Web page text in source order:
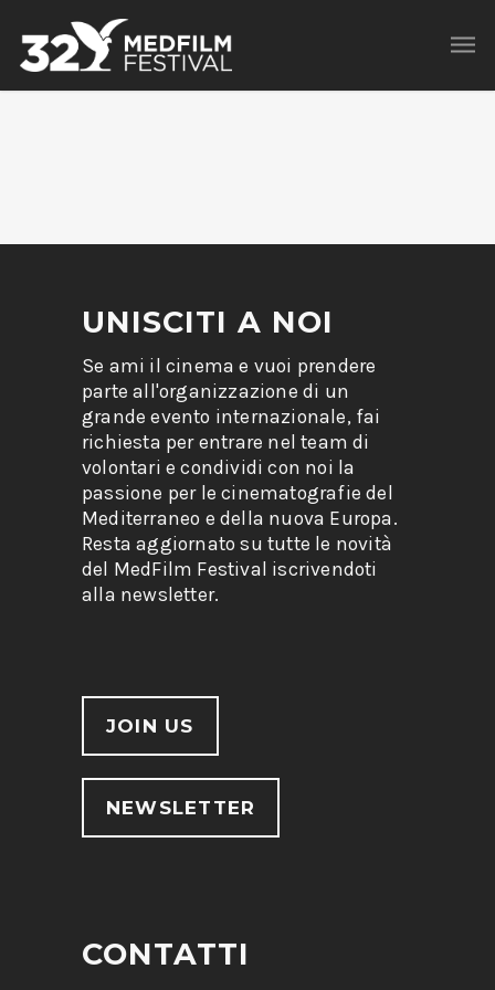
UNISCITI A NOI
Se ami il cinema e vuoi prendere
parte all'organizzazione di un
grande evento internazionale, fai
richiesta per entrare nel team di
volontari e condividi con noi la
passione per le cinematografie del
Mediterraneo e della nuova Europa.
Resta aggiornato su tutte le novità
del MedFilm Festival iscrivendoti
alla newsletter.
JOIN US
NEWSLETTER
CONTATTI